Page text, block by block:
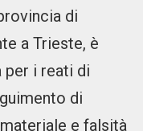
di
a Trieste, è
per i reati di
di
e falsità